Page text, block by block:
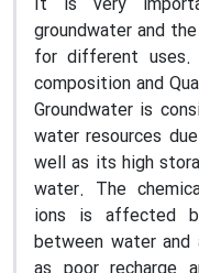
groundwater and
for different
composition and
Groundwater is
water resources
well as its high
water. The
ions is affected
between water and